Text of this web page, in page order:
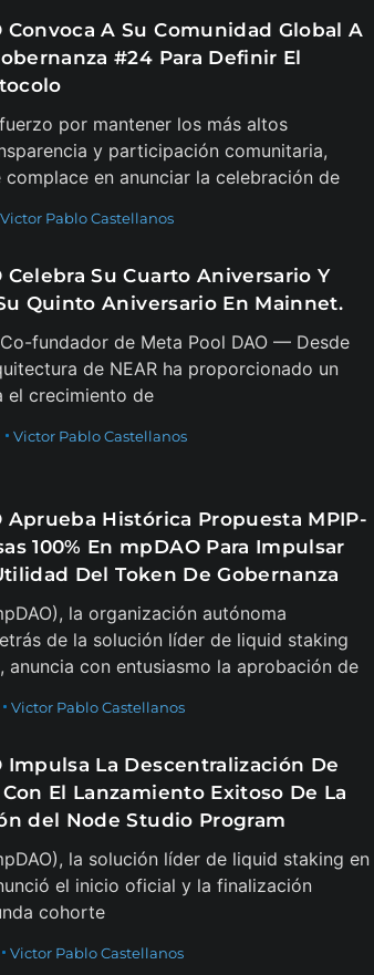
Convoca A Su Comunidad Global A
#24 Para Definir El
por mantener los más altos
y participación comunitaria,
complace en anunciar la celebración de
Victor Pablo Castellanos
Celebra Su Cuarto Aniversario Y
Quinto Aniversario En Mainnet.
fundador de Meta Pool DAO — Desde
de NEAR ha proporcionado un
el crecimiento de
Victor Pablo Castellanos
Aprueba Histórica Propuesta MPIP-
100% En mpDAO Para Impulsar
Del Token De Gobernanza
la organización autónoma
de la solución líder de liquid staking
anuncia con entusiasmo la aprobación de
Victor Pablo Castellanos
Impulsa La Descentralización De
El Lanzamiento Exitoso De La
del Node Studio Program
la solución líder de liquid staking en
el inicio oficial y la finalización
cohorte
Victor Pablo Castellanos